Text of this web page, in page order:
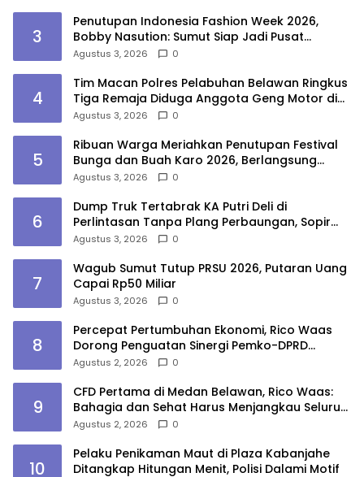
3
Penutupan Indonesia Fashion Week 2026,
Bobby Nasution: Sumut Siap Jadi Pusat
Fashion Indonesia Lewat Wastra
Agustus 3, 2026 0
4
Tim Macan Polres Pelabuhan Belawan Ringkus
Tiga Remaja Diduga Anggota Geng Motor di
Marelan
Agustus 3, 2026 0
5
Ribuan Warga Meriahkan Penutupan Festival
Bunga dan Buah Karo 2026, Berlangsung
Aman di Bawah Pengamanan Gabungan
Agustus 3, 2026 0
6
Dump Truk Tertabrak KA Putri Deli di
Perlintasan Tanpa Plang Perbaungan, Sopir
Tewas
Agustus 3, 2026 0
7
Wagub Sumut Tutup PRSU 2026, Putaran Uang
Capai Rp50 Miliar
Agustus 3, 2026 0
8
Percepat Pertumbuhan Ekonomi, Rico Waas
Dorong Penguatan Sinergi Pemko-DPRD
Medan
Agustus 2, 2026 0
9
CFD Pertama di Medan Belawan, Rico Waas:
Bahagia dan Sehat Harus Menjangkau Seluruh
Sudut Kota Medan
Agustus 2, 2026 0
10
Pelaku Penikaman Maut di Plaza Kabanjahe
Ditangkap Hitungan Menit, Polisi Dalami Motif